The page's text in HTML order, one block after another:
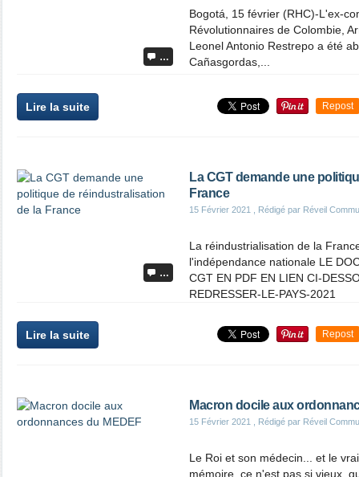
…
Bogotá, 15 février (RHC)-L'ex-
Révolutionnaires de Colombie,
Leonel Antonio Restrepo a été
Cañasgordas,...
Lire la suite Repost
…
La CGT demande une
France
15 Février 2021 , Rédigé par Réveil
La réindustrialisation de la
l'indépendance nationale LE
CGT EN PDF EN LIEN CI-
REDRESSER-LE-PAYS-2021
Lire la suite Repost
Macron docile aux
15 Février 2021 , Rédigé par Réveil
Le Roi et son médecin... et le
mémoire, ce n'est pas si vieux,